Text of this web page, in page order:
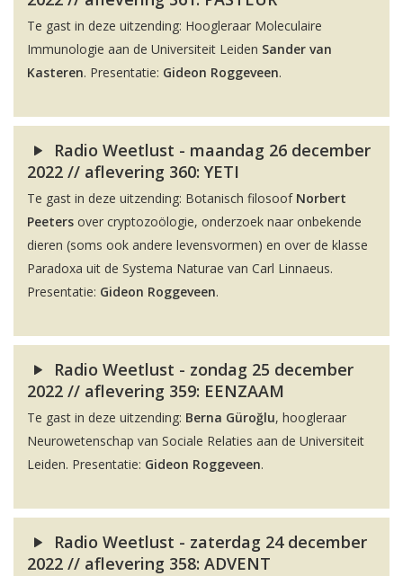
Te gast in deze uitzending: Hoogleraar Moleculaire
Immunologie aan de Universiteit Leiden Sander van
Kasteren. Presentatie: Gideon Roggeveen.
Radio Weetlust - maandag 26 december
2022 // aflevering 360: YETI
Te gast in deze uitzending: Botanisch filosoof Norbert
Peeters over cryptozoölogie, onderzoek naar onbekende
dieren (soms ook andere levensvormen) en over de klasse
Paradoxa uit de Systema Naturae van Carl Linnaeus.
Presentatie: Gideon Roggeveen.
Radio Weetlust - zondag 25 december
2022 // aflevering 359: EENZAAM
Te gast in deze uitzending: Berna Güroğlu, hoogleraar
Neurowetenschap van Sociale Relaties aan de Universiteit
Leiden. Presentatie: Gideon Roggeveen.
Radio Weetlust - zaterdag 24 december
2022 // aflevering 358: ADVENT